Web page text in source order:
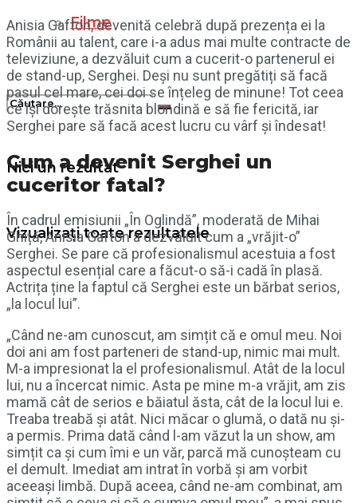
Filme
Nici un rezultat
Vizualizați toate rezultatele
Anisia Gafton, devenită celebră după prezența ei la
Românii au talent, care i-a adus mai multe contracte de
televiziune, a dezvăluit cum a cucerit-o partenerul ei
de stand-up, Serghei. Deși nu sunt pregătiți să facă
pasul cel mare, cei doi se înțeleg de minune! Tot ceea
ce își dorește trăsnita blondină e să fie fericită, iar
Serghei pare să facă acest lucru cu vârf și îndesat!
Cum a devenit Serghei un
cuceritor fatal?
În cadrul emisiunii „În Oglindă”, moderată de Mihai
Ghiță, Anisia Gafton a dezvăluit cum a „vrăjit-o”
Serghei. Se pare că profesionalismul acestuia a fost
aspectul esențial care a făcut-o să-i cadă în plasă.
Actrița ține la faptul că Serghei este un bărbat serios,
„la locul lui”.
„Când ne-am cunoscut, am simțit că e omul meu. Noi
doi ani am fost parteneri de stand-up, nimic mai mult.
M-a impresionat la el profesionalismul. Atât de la locul
lui, nu a încercat nimic. Asta pe mine m-a vrăjit, am zis
mamă cât de serios e băiatul ăsta, cât de la locul lui e.
Treaba treabă și atât. Nici măcar o glumă, o dată nu și-
a permis. Prima dată când l-am văzut la un show, am
simțit ca și cum îmi e un văr, parcă mă cunoșteam cu
el demult. Imediat am intrat în vorbă și am vorbit
aceeași limbă. După aceea, când ne-am combinat, am